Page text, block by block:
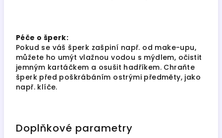
Péče o šperk:
Pokud se váš šperk zašpiní např. od make-upu,
můžete ho umýt vlažnou vodou s mýdlem, očistit
jemným kartáčkem a osušit hadříkem. Chraňte
šperk před poškrábáním ostrými předměty, jako
např. klíče.
Doplňkové parametry